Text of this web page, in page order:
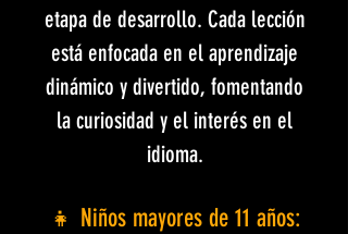
etapa de desarrollo. Cada lección
está enfocada en el aprendizaje
dinámico y divertido, fomentando
la curiosidad y el interés en el
idioma.
👧 Niños mayores de 11 años: